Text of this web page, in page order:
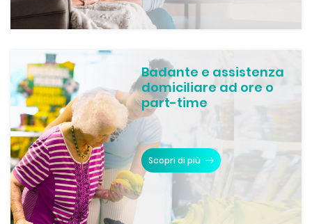
Badante e assistenza
domiciliare ad ore o
part-time
Scopri di più